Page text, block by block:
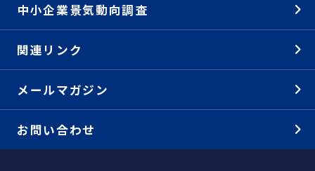
中小企業景気動向調査
関連リンク
メールマガジン
お問い合わせ